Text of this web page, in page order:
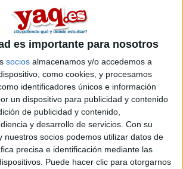
es importante para nosotros
socios almacenamos y/o accedemos a
como cookies, y procesamos
identificadores únicos e información
un dispositivo para publicidad y contenido
de publicidad y contenido,
y desarrollo de servicios. Con su
nuestros socios podemos utilizar datos de
precisa e identificación mediante las
Puede hacer clic para otorgarnos
Desconectado
con una duda. Estoy en lista de espera
para medicina y me gustaria saber
para ir sea a una publica o para irse a
Si alguien q estuviera en mi situacion me
puestos abanzo en la lista de espera
idea. Muchas grasias
- un mundo Medicina